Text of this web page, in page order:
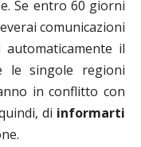
Se entro 60 giorni
comunicazioni
il
le singole regioni
in conflitto con
di informarti